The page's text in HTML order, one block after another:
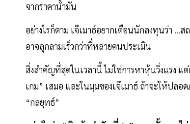
จากราคาน้ำมัน
อย่างไรก็ตาม เจ๊เมาธ์อยากเตือนนักลงทุนว่า ...
อาจลุกลามเร็วกว่าที่หลายคนประเมิน
สิ่งสำคัญที่สุดในเวลานี้ ไม่ใช่การหาหุ้นวิ่งแรง แต่
เกม” เสมอ และในมุมของเจ๊เมาธ์ ถ้าจะให้ปลอ
“กลยุทธ์”